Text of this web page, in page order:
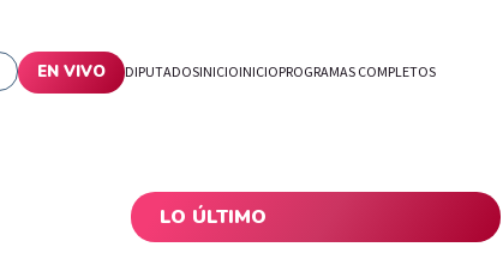
EN VIVO DIPUTADOSINICIOINICIOPROGRAMAS COMPLETOS
LO ÚLTIMO